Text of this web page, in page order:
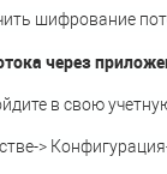
шифрование
через
в свою
>